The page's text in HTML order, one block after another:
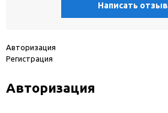
Написать отзыв
Авторизация
Регистрация
Авторизация